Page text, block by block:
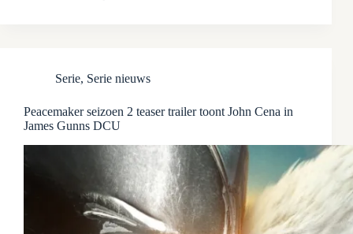
Serie, Serie nieuws
Peacemaker seizoen 2 teaser trailer toont John Cena in
James Gunns DCU